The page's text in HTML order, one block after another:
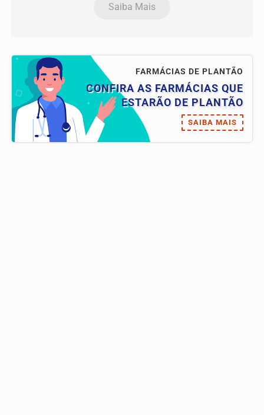
Saiba Mais
FARMÁCIAS DE PLANTÃO
CONFIRA AS FARMÁCIAS QUE
ESTARÃO DE PLANTÃO
SAIBA MAIS